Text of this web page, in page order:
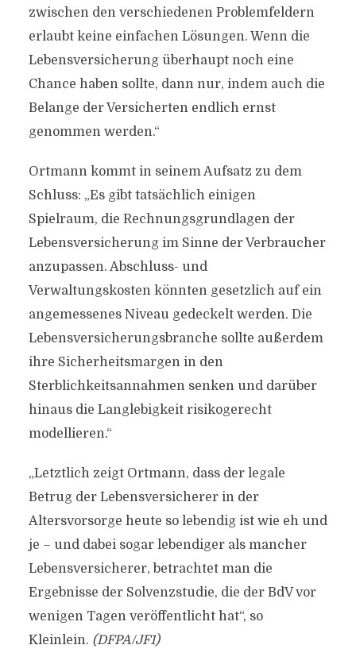
zwischen den verschiedenen Problemfeldern
erlaubt keine einfachen Lösungen. Wenn die
Lebensversicherung überhaupt noch eine
Chance haben sollte, dann nur, indem auch die
Belange der Versicherten endlich ernst
genommen werden.“
Ortmann kommt in seinem Aufsatz zu dem
Schluss: „Es gibt tatsächlich einigen
Spielraum, die Rechnungsgrundlagen der
Lebensversicherung im Sinne der Verbraucher
anzupassen. Abschluss- und
Verwaltungskosten könnten gesetzlich auf ein
angemessenes Niveau gedeckelt werden. Die
Lebensversicherungsbranche sollte außerdem
ihre Sicherheitsmargen in den
Sterblichkeitsannahmen senken und darüber
hinaus die Langlebigkeit risikogerecht
modellieren.“
„Letztlich zeigt Ortmann, dass der legale
Betrug der Lebensversicherer in der
Altersvorsorge heute so lebendig ist wie eh und
je – und dabei sogar lebendiger als mancher
Lebensversicherer, betrachtet man die
Ergebnisse der Solvenzstudie, die der BdV vor
wenigen Tagen veröffentlicht hat“, so
Kleinlein. (DFPA/JF1)